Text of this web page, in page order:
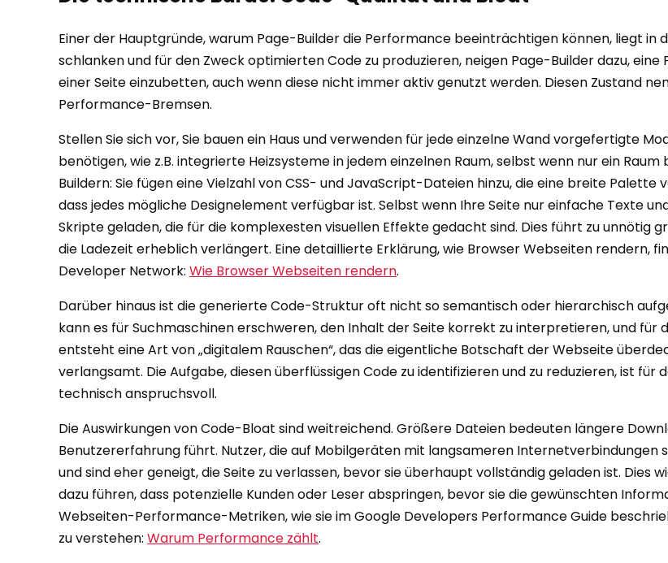
Einer der Hauptgründe, warum Page-Builder die Performance beeinträchtigen können, liegt in
schlanken und für den Zweck optimierten Code zu produzieren, neigen Page-Builder dazu,
einer Seite einzubetten, auch wenn diese nicht immer aktiv genutzt werden. Diesen Zustand
Performance-Bremsen.
Stellen Sie sich vor, Sie bauen ein Haus und verwenden für jede einzelne Wand vorgefertigte
benötigen, wie z.B. integrierte Heizsysteme in jedem einzelnen Raum, selbst wenn nur ein
Buildern: Sie fügen eine Vielzahl von CSS- und JavaScript-Dateien hinzu, die eine breite
dass jedes mögliche Designelement verfügbar ist. Selbst wenn Ihre Seite nur einfache Texte
Skripte geladen, die für die komplexesten visuellen Effekte gedacht sind. Dies führt zu unnötig
die Ladezeit erheblich verlängert. Eine detaillierte Erklärung, wie Browser Webseiten rendern,
Developer Network: Wie Browser Webseiten rendern.
Darüber hinaus ist die generierte Code-Struktur oft nicht so semantisch oder hierarchisch
kann es für Suchmaschinen erschweren, den Inhalt der Seite korrekt zu interpretieren, und für
entsteht eine Art von „digitalem Rauschen“, das die eigentliche Botschaft der Webseite
verlangsamt. Die Aufgabe, diesen überflüssigen Code zu identifizieren und zu reduzieren, ist
technisch anspruchsvoll.
Die Auswirkungen von Code-Bloat sind weitreichend. Größere Dateien bedeuten längere
Benutzererfahrung führt. Nutzer, die auf Mobilgeräten mit langsameren Internetverbindungen
und sind eher geneigt, die Seite zu verlassen, bevor sie überhaupt vollständig geladen ist.
dazu führen, dass potenzielle Kunden oder Leser abspringen, bevor sie die gewünschten
Webseiten-Performance-Metriken, wie sie im Google Developers Performance Guide
zu verstehen: Warum Performance zählt.